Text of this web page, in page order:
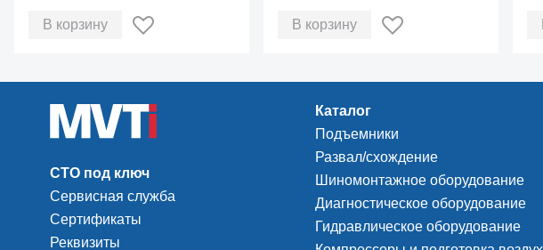
В корзину В корзину
СТО под ключ
Сервисная служба
Сертификаты
Реквизиты
Каталог
Подъемники
Развал/схождение
Шиномонтажное оборудование
Диагностическое оборудование
Гидравлическое оборудование